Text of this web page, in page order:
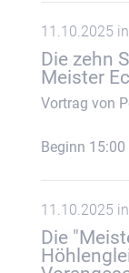
11.10.2025
Die zehn
Meister
Vortrag von
Beginn 15:00
11.10.2025
Die